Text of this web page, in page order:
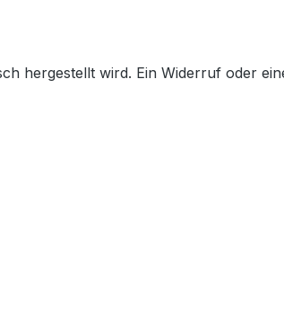
hergestellt wird. Ein Widerruf oder